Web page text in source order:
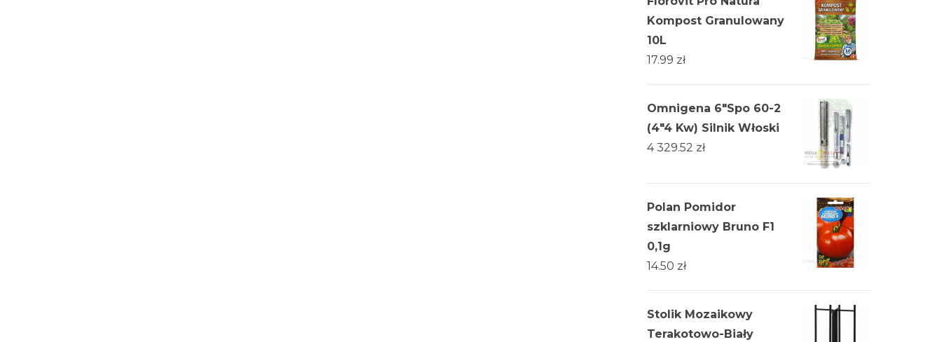
Kompost Granulowany
10L
17.99 zł
Omnigena 6"Spo 60-2
(4"4 Kw) Silnik Włoski
4 329.52 zł
Polan Pomidor
szklarniowy Bruno F1
0,1g
14.50 zł
Stolik Mozaikowy
Terakotowo-Biały